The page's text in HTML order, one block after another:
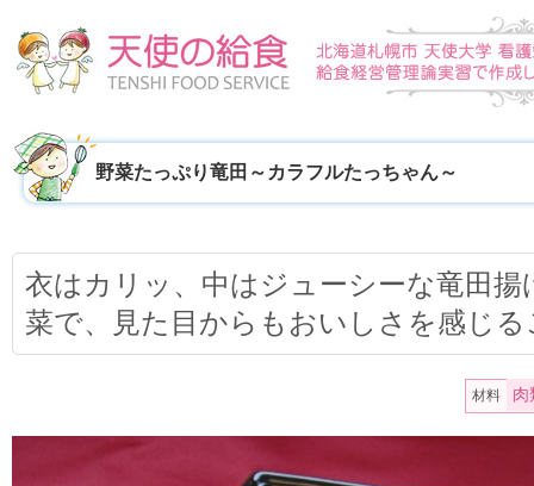
野菜たっぷり竜田～カラフルたっちゃん～
衣はカリッ、中はジューシーな竜田揚
菜で、見た目からもおいしさを感じ
材料 肉